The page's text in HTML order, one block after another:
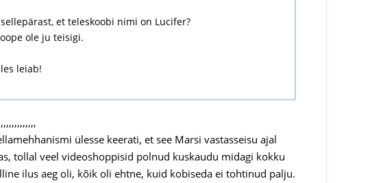
et teleskoobi nimi on Lucifer?
ole ju teisigi.
leiab!
ülesse keerati, et see Marsi vastasseisu ajal
tollal veel videoshoppisid polnud kuskaudu midagi kokku
ilus aeg oli, kõik oli ehtne, kuid kobiseda ei tohtinud palju.